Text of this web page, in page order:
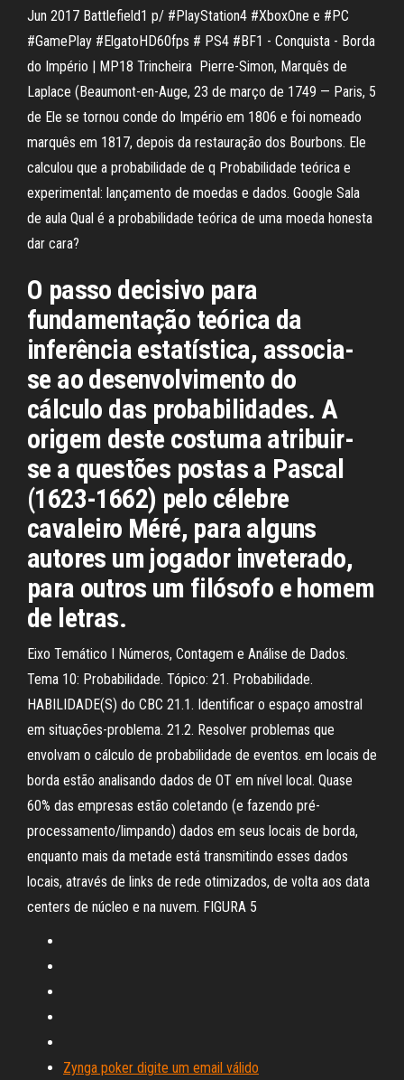
Jun 2017 Battlefield1 p/ #PlayStation4 #XboxOne e #PC
#GamePlay #ElgatoHD60fps # PS4 #BF1 - Conquista - Borda
do Império | MP18 Trincheira Pierre-Simon, Marquês de
Laplace (Beaumont-en-Auge, 23 de março de 1749 — Paris, 5
de Ele se tornou conde do Império em 1806 e foi nomeado
marquês em 1817, depois da restauração dos Bourbons. Ele
calculou que a probabilidade de q Probabilidade teórica e
experimental: lançamento de moedas e dados. Google Sala
de aula Qual é a probabilidade teórica de uma moeda honesta
dar cara?
O passo decisivo para
fundamentação teórica da
inferência estatística, associa-
se ao desenvolvimento do
cálculo das probabilidades. A
origem deste costuma atribuir-
se a questões postas a Pascal
(1623-1662) pelo célebre
cavaleiro Méré, para alguns
autores um jogador inveterado,
para outros um filósofo e homem
de letras.
Eixo Temático I Números, Contagem e Análise de Dados.
Tema 10: Probabilidade. Tópico: 21. Probabilidade.
HABILIDADE(S) do CBC 21.1. Identificar o espaço amostral
em situações-problema. 21.2. Resolver problemas que
envolvam o cálculo de probabilidade de eventos. em locais de
borda estão analisando dados de OT em nível local. Quase
60% das empresas estão coletando (e fazendo pré-
processamento/limpando) dados em seus locais de borda,
enquanto mais da metade está transmitindo esses dados
locais, através de links de rede otimizados, de volta aos data
centers de núcleo e na nuvem. FIGURA 5
Zynga poker digite um email válido